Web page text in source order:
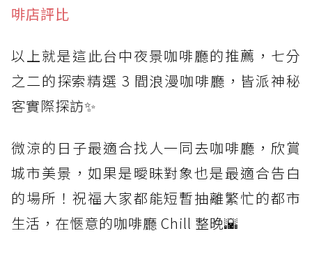
啡店評比
以上就是這此台中夜景咖啡廳的推薦，七分
之二的探索精選 3 間浪漫咖啡廳，皆派神秘
客實際探訪✨
微涼的日子最適合找人一同去咖啡廳，欣賞
城市美景，如果是曖昧對象也是最適合告白
的場所！祝福大家都能短暫抽離繁忙的都市
生活，在愜意的咖啡廳 Chill 整晚🌇